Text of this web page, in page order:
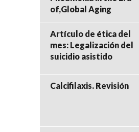
of,Global Aging
Artículo de ética del
mes: Legalización del
suicidio asistido
Calcifilaxis. Revisión